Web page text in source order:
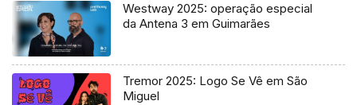
Westway 2025: operação especial
da Antena 3 em Guimarães
Tremor 2025: Logo Se Vê em São
Miguel